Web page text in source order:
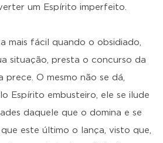
um Espírito imperfeito.
mais fácil quando o obsidiado,
situação, presta o concurso da
prece. O mesmo não se dá,
Espírito embusteiro, ele se ilude
daquele que o domina e se
este último o lança, visto que,